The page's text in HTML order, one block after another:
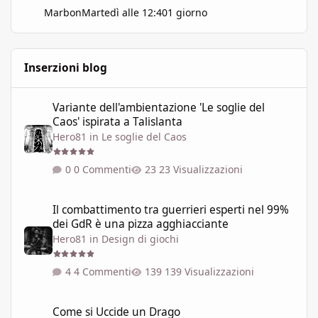
MarbonMartedì alle 12:401 giorno
Inserzioni blog
Variante dell'ambientazione 'Le soglie del
Caos' ispirata a Talislanta
Hero81 in Le soglie del Caos
0 Commenti 23 Visualizzazioni
Il combattimento tra guerrieri esperti nel 99%
dei GdR è una pizza agghiacciante
Hero81 in Design di giochi
4 Commenti 139 Visualizzazioni
Come si Uccide un Drago